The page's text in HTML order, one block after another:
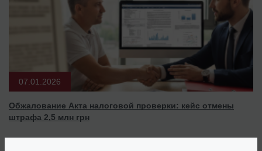
07.01.2026
Обжалование Акта налоговой проверки: кейс отмены
штрафа 2,5 млн грн